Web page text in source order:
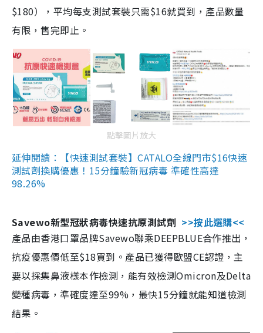
$180），平均每支測試套裝只需$16就買到，產品數量
有限，售完即止。
點擊圖片放大
延伸閱讀：【快速測試套裝】CATALO全線門市$16快速
測試劑換購優惠！15分鐘驗新冠病毒 準確性高達
98.26%
Savewo新型冠狀病毒快速抗原測試劑 >>按此選購<<
產品由香港口罩品牌Savewo聯乘DEEPBLUE合作推出，
抗疫優惠價低至$18買到。產品已獲得歐盟CE認證，主
要以採集鼻液樣本作檢測，能有效檢測Omicron及Delta
變種病毒，準確度達至99%，最快15分鐘就能知道檢測
結果。